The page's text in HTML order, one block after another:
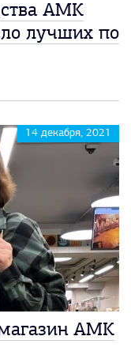
АМК
лучших по
14 декабря, 2021
АМК